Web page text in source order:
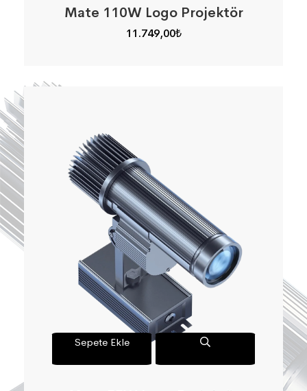
Mate 110W Logo Projektör
11.749,00₺
Sepete Ekle